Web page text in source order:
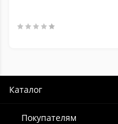
Каталог
Покупателям